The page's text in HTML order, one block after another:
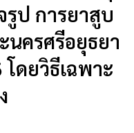
ป การยาสูบ
นครศรีอยุธยา
ดยวิธีเฉพาะ